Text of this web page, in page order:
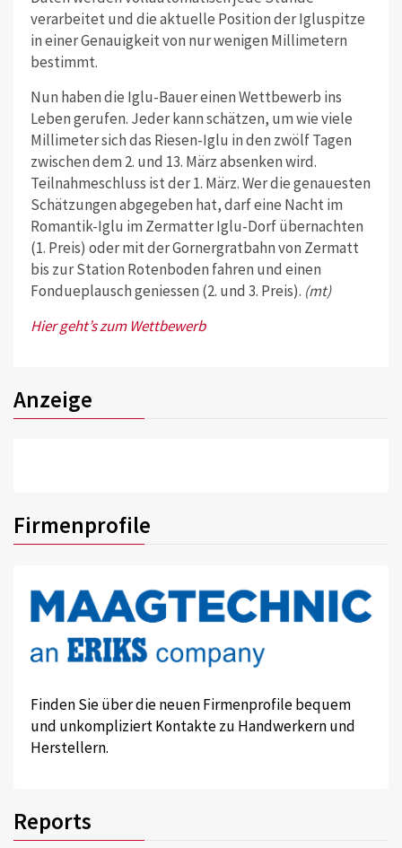
verarbeitet und die aktuelle Position der Igluspitze
in einer Genauigkeit von nur wenigen Millimetern
bestimmt.
Nun haben die Iglu-Bauer einen Wettbewerb ins
Leben gerufen. Jeder kann schätzen, um wie viele
Millimeter sich das Riesen-Iglu in den zwölf Tagen
zwischen dem 2. und 13. März absenken wird.
Teilnahmeschluss ist der 1. März. Wer die genauesten
Schätzungen abgegeben hat, darf eine Nacht im
Romantik-Iglu im Zermatter Iglu-Dorf übernachten
(1. Preis) oder mit der Gornergratbahn von Zermatt
bis zur Station Rotenboden fahren und einen
Fondueplausch geniessen (2. und 3. Preis). (mt)
Hier geht’s zum Wettbewerb
Anzeige
Firmenprofile
Finden Sie über die neuen Firmenprofile bequem
und unkompliziert Kontakte zu Handwerkern und
Herstellern.
Reports